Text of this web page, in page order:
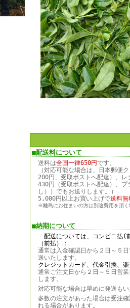
■配送料について
送料は全国一律650円です。
（対応可能な場合は、日本郵便
200円、受取ポストへ配達）、レ
430円（受取ポストへ配達）、プ
し））でもお送りします。）
5,000円以上お買い上げで送料無
※離島にお住まいの方は別途費用を頂
■納期について
配送については、コンビニ払(
（前払）：
通常は入金確認日から２日～５
送いたします。
クレジットカード、代金引換、
通常ご注文日から２日～５日営
します。
対応可能な場合は早めに発送も
多数の注文があった場合は受注
れる場合があります。